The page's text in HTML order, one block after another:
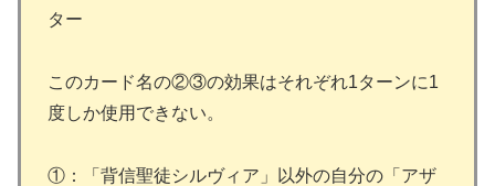
ター
このカード名の②③の効果はそれぞれ1ターンに1
度しか使用できない。
①：「背信聖徒シルヴィア」以外の自分の「アザ